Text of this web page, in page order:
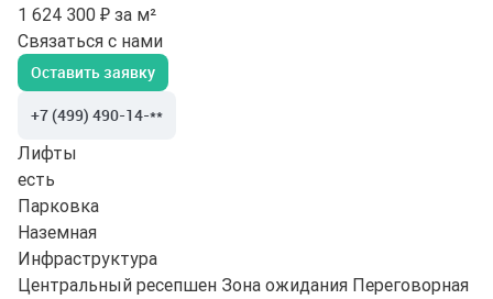
1 624 300 ₽ за м²
Связаться с нами
Оставить заявку
+7 (499) 490-14-**
Лифты
есть
Парковка
Наземная
Инфраструктура
Центральный ресепшен Зона ожидания Переговорная